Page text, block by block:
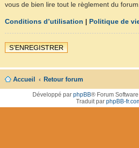
vous de bien lire tout le règlement du
Conditions d’utilisation | Politique de
S’ENREGISTRER
Accueil Retour forum
Développé par phpBB® Forum
Traduit par phpBB-